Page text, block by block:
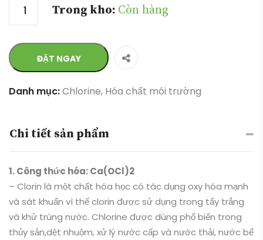
Trong kho: Còn hàng
ĐẶT NGAY
Danh mục:Chlorine, Hóa chất môi trường
Chi tiết sản phẩm
1. Công thức hóa: Ca(OCl)2
– Clorin là một chất hóa học có tác dụng oxy hóa mạnh
và sát khuẩn vì thế clorin được sử dụng trong tẩy trắng
và khử trùng nước. Chlorine được dùng phổ biến trong
thủy sản,dệt nhuộm, xử lý nước cấp và nước thải, nước bể